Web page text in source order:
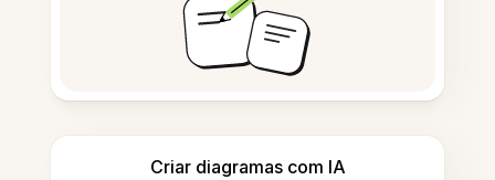
Criar diagramas com IA